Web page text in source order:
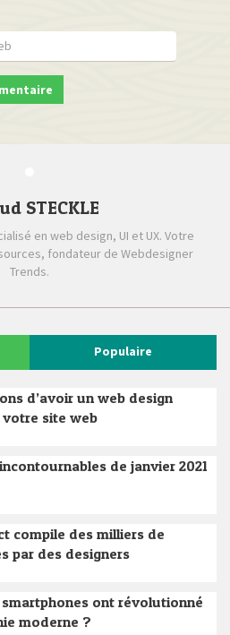
STECKLE
en web design, UI et UX. Votre
fondateur de Webdesigner
Trends.
Populaire
d’avoir un web design
site web
de janvier 2021
compile des milliers de
par des designers
ont révolutionné
moderne ?